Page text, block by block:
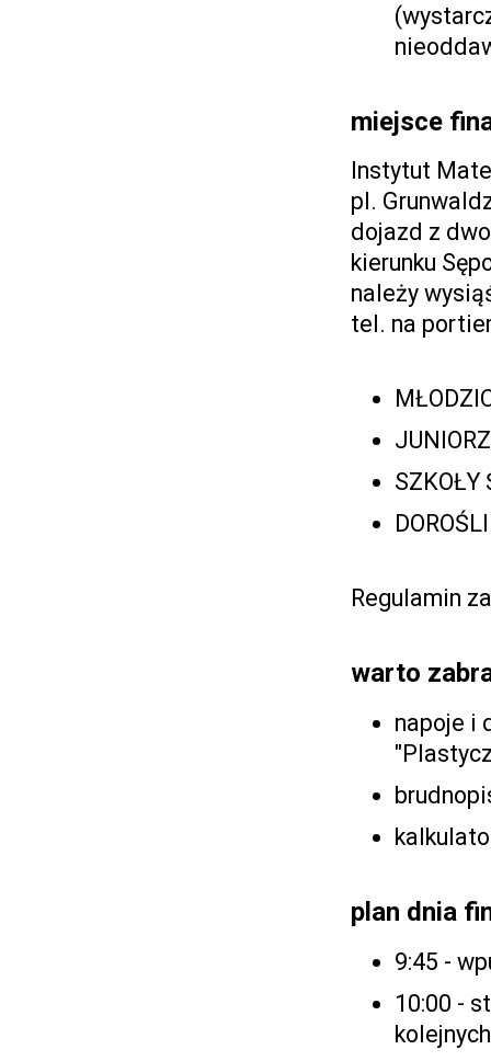
miejsce
Instytut
pl.
dojazd z
kierunku
należy
tel. na
SZKOŁY
Regulamin
warto
napoje i
plan dnia
9:45 -
10:00 -